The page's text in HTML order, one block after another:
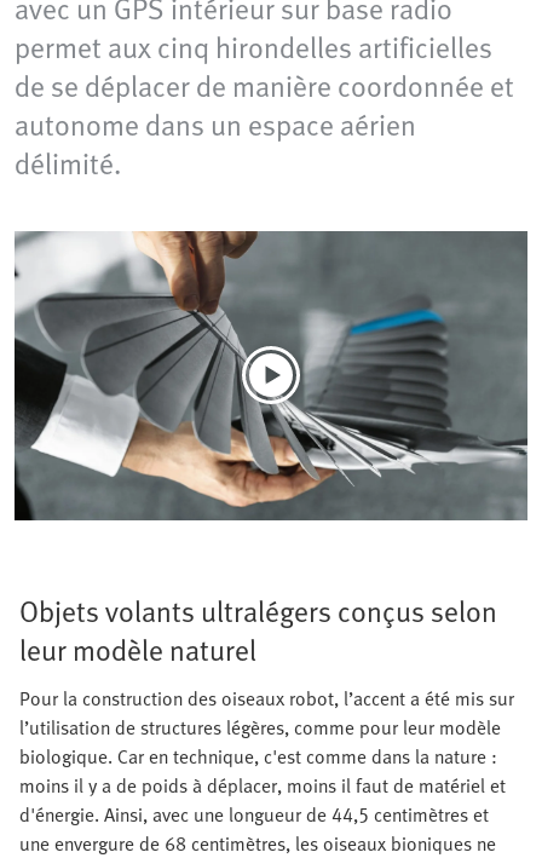
permet aux cinq hirondelles artificielles
de se déplacer de manière coordonnée et
autonome dans un espace aérien
délimité.
Objets volants ultralégers conçus selon
leur modèle naturel
Pour la construction des oiseaux robot, l’accent a été mis sur
l’utilisation de structures légères, comme pour leur modèle
biologique. Car en technique, c'est comme dans la nature :
moins il y a de poids à déplacer, moins il faut de matériel et
d'énergie. Ainsi, avec une longueur de 44,5 centimètres et
une envergure de 68 centimètres, les oiseaux bioniques ne